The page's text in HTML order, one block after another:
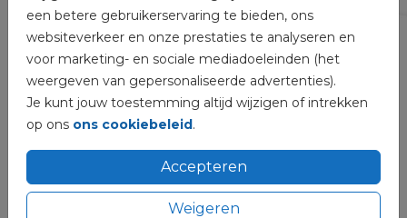
een betere gebruikerservaring te bieden, ons
websiteverkeer en onze prestaties te analyseren en
voor marketing- en sociale mediadoeleinden (het
weergeven van gepersonaliseerde advertenties).
Je kunt jouw toestemming altijd wijzigen of intrekken
op ons ons cookiebeleid.
Accepteren
Weigeren